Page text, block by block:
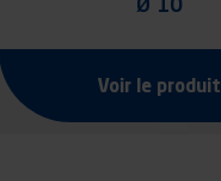
Voir le produit